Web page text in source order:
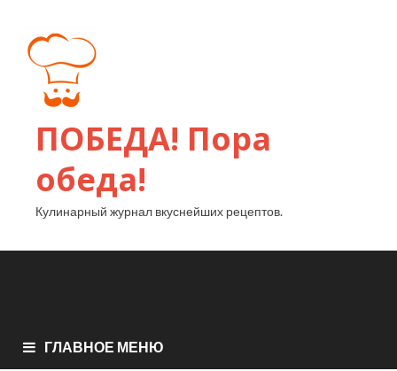
ПОБЕДА! Пора
обеда!
Кулинарный журнал вкуснейших рецептов.
ГЛАВНОЕ МЕНЮ